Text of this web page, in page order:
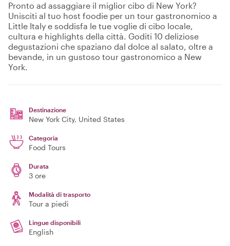
Pronto ad assaggiare il miglior cibo di New York?
Unisciti al tuo host foodie per un tour gastronomico a
Little Italy e soddisfa le tue voglie di cibo locale,
cultura e highlights della città. Goditi 10 deliziose
degustazioni che spaziano dal dolce al salato, oltre a
bevande, in un gustoso tour gastronomico a New
York.
Destinazione
New York City, United States
Categoria
Food Tours
Durata
3 ore
Modalità di trasporto
Tour a piedi
Lingue disponibili
English